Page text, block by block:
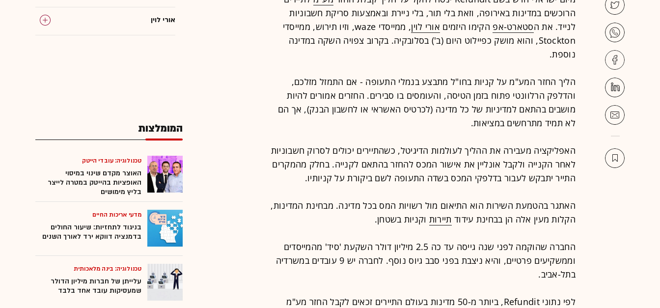
הרוכשים במדינות באירופה, וזאת בלי תור, בלי ניירת ובאמצעות סריקת חשבוניות
לנייד. את הסטארט-אפ הקימו היזמים אורי לוין
, ממייסדי waze, וזיו תירוש, ממייסדי
Stockton, והוא מושק כפיילוט היום (ב') בסלובקיה. בקרוב צפויה השקה במדינה
נוספת.
הליך החזר המע"מ על קניות בחו"ל מתבצע בנמלי התעופה - אם התמזל מזלכם,
והדלפק הרלוונטי פתוח בזמן הטיסה, והעומסים בו סבירים. החזרים אמורים להיות
מושבים בהתאם למדיניות של כל מדינה (לכרטיס האשראי או לחשבון הבנק), אך הם
לא תמיד מתרחשים במציאות.
האפליקציה מעבירה את ההליך לעולמות הדיגיטל, כשהתיירים יכולים לסרוק חשבוניות
לאחר הקנייה ולקבל אונליין את אישור המכס להחזר בהתאם לקנייה. בחלק מהמקרים
התייר יתבקש לעבור בדלפקי המכס בשדה התעופה לשם ביקורת על קניותיו.
האתגר בהטמעת השירות הוא התיאום מול רשויות המס בכל מדינה. מבחינת המדינות,
הקלות מעין אלה הן בבחינת עידוד תיירות וקניות בשטחן.
החברה שהוקמה לפני שנה גייסה עד כה 2.5 מיליון דולר השקעת 'סיד' מהמייסדים
וממשקיעים פרטיים, והיא ניצבת בפני סבב גיוס נוסף. לחברה יש 9 עובדים במשרדיה
בתל-אביב.
לפי נתוני Refundit, ביותר מ-50 מדינות בעולם התיירים זכאים לקבל החזר מע"מ
אורי לוין
המומלצות
טכנולוגיה: עובדי הייטק
האוצר מקדם שינוי במיסוי
האופציות בהייטק במטרה לייצר
בליץ מימושים
מדעי אריכות החיים
בניגוד לתחזיות: שיעור החולים
בדמנציה דווקא ירד לאורך השנים
טכנולוגיה: בינה מלאכותית
עלייתן של חברות מיליון הדולר
שמעסיקות עובד אחד בלבד